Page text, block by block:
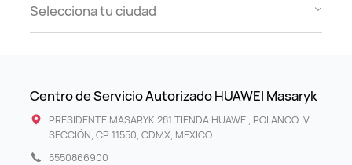
Selecciona tu ciudad
Centro de Servicio Autorizado HUAWEI Masaryk
PRESIDENTE MASARYK 281 TIENDA HUAWEI, POLANCO IV
SECCIÓN, CP 11550, CDMX, MEXICO
5550866900